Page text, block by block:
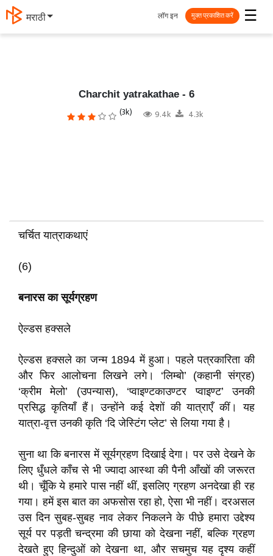
मराठी ☰
लॉग इन मुक्त प्रकाशित करें
Charchit yatrakathae - 6
(3k) 9.4k 4.3k
चर्चित यात्राकथाएं
(6)
बनारस का सूर्यग्रहण
ऐल्डस हक्सले
ऐल्डस हक्सले का जन्म 1894 में हुआ। पहले पत्रकारिता की
और फिर आलोचना लिखने लगे। ‘लिम्बो’ (कहानी संग्रह)
‘क्रीम मेलो’ (उपन्यास), ‘प्वाइण्टकाउण्टर प्वाइण्ट’ उनकी
प्रसिद्ध कृतियाँ हैं। उन्होंने कई देशों की यात्राएँ कीं। यह
यात्रा-वृत्त उनकी कृति ‘दि जेस्टिंग प्लेट’ से लिया गया है।
सुना था कि बनारस में सूर्यग्रहण दिखाई देगा। पर उसे देखने के
लिए धुँधले काँच से भी ज्यादा आस्था की पैनी आँखों की जरूरत
थी। चूँकि ये हमारे पास नहीं थीं, इसलिए ग्रहण अनदेखा ही रह
गया। हमें इस बात का अफसोस रहा हो, ऐसा भी नहीं। दरअसल
उस दिन सुबह-सुबह नाव लेकर निकलने के पीछे हमारा उद्देश्य
सूर्य पर पड़ती चन्द्रमा की छाया को देखना नहीं, बल्कि ग्रहण
देखते हुए हिन्दुओं को देखना था, और सचमुच यह दृश्य कहीं